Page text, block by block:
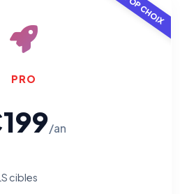
TOP CHOIX
PRO
/an
cibles